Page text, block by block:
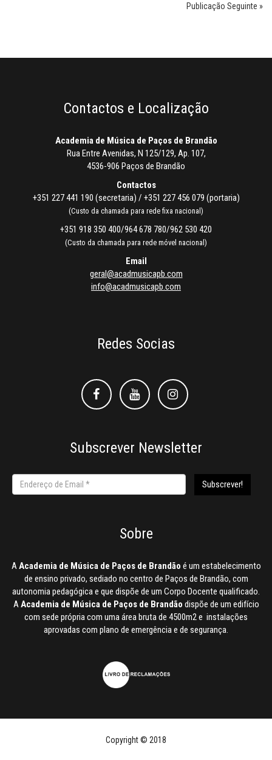
Publicação Seguinte »
Contactos e Localização
Academia de Música de Paços de Brandão
Rua Entre Avenidas, N 125/129, Ap. 107,
4536-906 Paços de Brandão
Contactos
+351 227 441 190 (secretaria) / +351 227 456 079 (portaria)
(Custo da chamada para rede fixa nacional)
+351 918 350 400/964 678 780/962 530 420
(Custo da chamada para rede móvel nacional)
Email
geral@acadmusicapb.com
info@acadmusicapb.com
Redes Socias
FacebookFacebookInstagram
Subscrever Newsletter
Sobre
AAcademia de Música de Paços de Brandão é um estabelecimento
de ensino privado, sediado no centro de Paços de Brandão, com
autonomia pedagógica e que dispõe de um Corpo Docente qualificado.
AAcademia de Música de Paços de Brandão dispõe de um edifício
com sede própria com uma área bruta de 4500m2 e instalações
aprovadas com plano de emergência e de segurança.
Copyright © 2018